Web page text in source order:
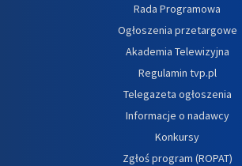
Rada Programowa
Ogłoszenia przetargowe
Akademia Telewizyjna
Regulamin tvp.pl
Telegazeta ogłoszenia
Informacje o nadawcy
Konkursy
Zgłoś program (ROPAT)